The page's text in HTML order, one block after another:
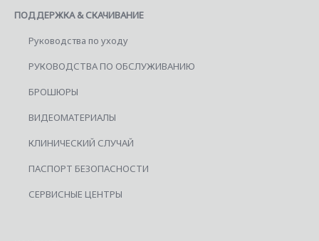
ПОДДЕРЖКА & СКАЧИВАНИЕ
Руководства по уходу
РУКОВОДСТВА ПО ОБСЛУЖИВАНИЮ
БРОШЮРЫ
ВИДЕОМАТЕРИАЛЫ
КЛИНИЧЕСКИЙ СЛУЧАЙ
ПАСПОРТ БЕЗОПАСНОСТИ
СЕРВИСНЫЕ ЦЕНТРЫ